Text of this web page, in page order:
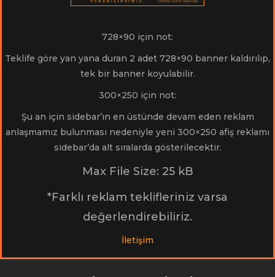
728×90 için not:
Teklife göre yan yana duran 2 adet 728×90 banner kaldırılıp,
tek bir banner koyulabilir.
300×250 için not:
Şu an için sidebar’ın en üstünde devam eden reklam
anlaşmamız bulunması nedeniyle yeni 300×250 afiş reklamı
sidebar’da alt sıralarda gösterilecektir.
Max File Size: 25 kB
*Farklı reklam teklifleriniz varsa
değerlendirebiliriz.
İletişim